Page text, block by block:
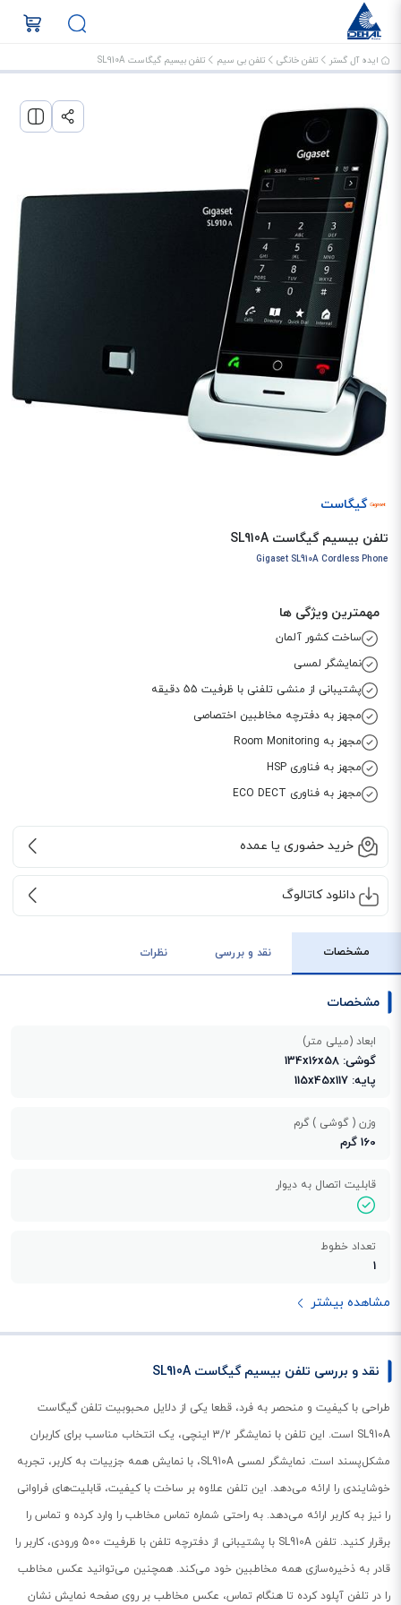
ایده آل گستر تلفن خانگی تلفن بی سیم تلفن بیسیم گیگاست SL910A
گیگاست
تلفن بیسیم گیگاست SL910A
Gigaset SL910A Cordless Phone
مهمترین ویژگی ها
ساخت کشور آلمان
نمایشگر لمسی
پشتیبانی از منشی تلفنی با ظرفیت 55 دقیقه
مجهز به دفترچه مخاطبین اختصاصی
مجهز به Room Monitoring
مجهز به فناوری HSP
مجهز به فناوری ECO DECT
خرید حضوری یا عمده
دانلود کاتالوگ
مشخصات نقد و بررسی نظرات
مشخصات
ابعاد (میلی متر)
گوشی: 134x16x58
پایه: 115x45x117
وزن ( گوشی ) گرم
160 گرم
قابلیت اتصال به دیوار
تعداد خطوط
مشاهده بیشتر
نقد و بررسی تلفن بیسیم گیگاست SL910A
طراحی با کیفیت و منحصر به فرد، قطعا یکی از دلایل محبوبیت تلفن گیگاست
SL910A است. این تلفن با نمایشگر 3/2 اینچی، یک انتخاب مناسب برای کاربران
مشکل‌پسند است. نمایشگر لمسی SL910A، با نمایش همه جزییات به کاربر، تجربه
خوشایندی را ارائه می‌دهد. این تلفن علاوه بر ساخت با کیفیت، قابلیت‌های فراوانی
را نیز به کاربر ارائه می‌دهد. به راحتی شماره تماس مخاطب را وارد کرده و تماس را
برقرار کنید. تلفن SL910A با پشتیبانی از دفترچه تلفن با ظرفیت 500 ورودی، کاربر را
قادر به ذخیره‌سازی همه مخاطبین خود می‌کند. همچنین می‌توانید عکس مخاطب
را در تلفن آپلود کرده تا هنگام تماس، عکس مخاطب بر روی صفحه نمایش نشان